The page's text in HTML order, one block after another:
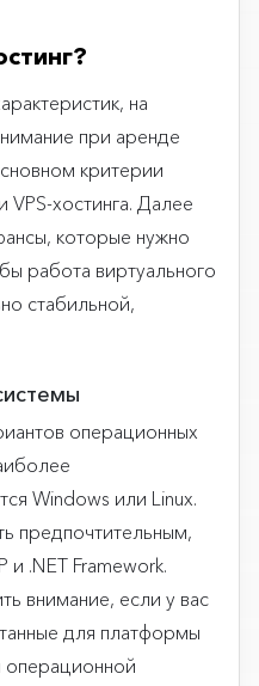
на
при аренде
критерии
VPS-хостинга. Далее
которые нужно
работа виртуального
стабильной,
операционных
Windows или Linux.
предпочтительным,
и .NET Framework.
внимание, если у вас
для платформы
операционной